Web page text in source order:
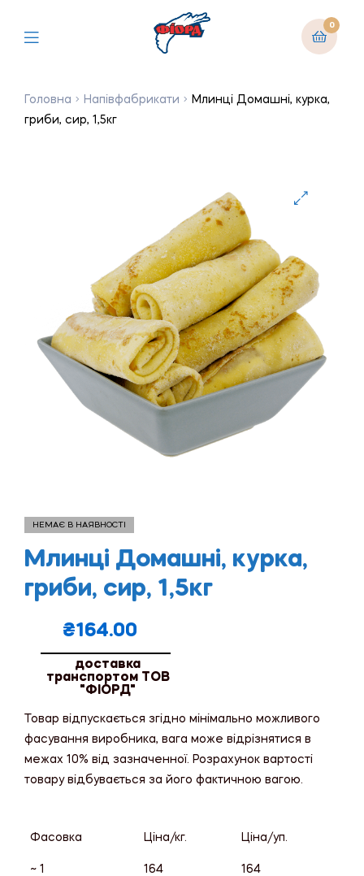
0
Головна Напівфабрикати
Млинці Домашні, курка,
гриби, сир, 1,5кг
НЕМАЄ В НАЯВНОСТІ
Млинці Домашні, курка,
гриби, сир, 1,5кг
₴164.00
доставка
транспортом ТОВ
"ФІОРД"
Товар відпускається згідно мінімально можливого
фасування виробника, вага може відрізнятися в
межах 10% від зазначенної. Розрахунок вартості
товару відбувається за його фактичною вагою.
Фасовка Ціна/кг. Ціна/уп.
~ 1 164 164